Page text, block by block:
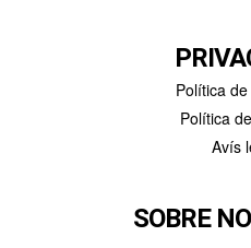
Política
Política
Avís
SOBRE